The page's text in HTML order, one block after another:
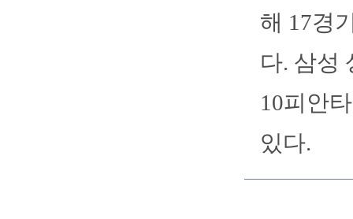
해 17경
다. 삼성
10피안
있다.